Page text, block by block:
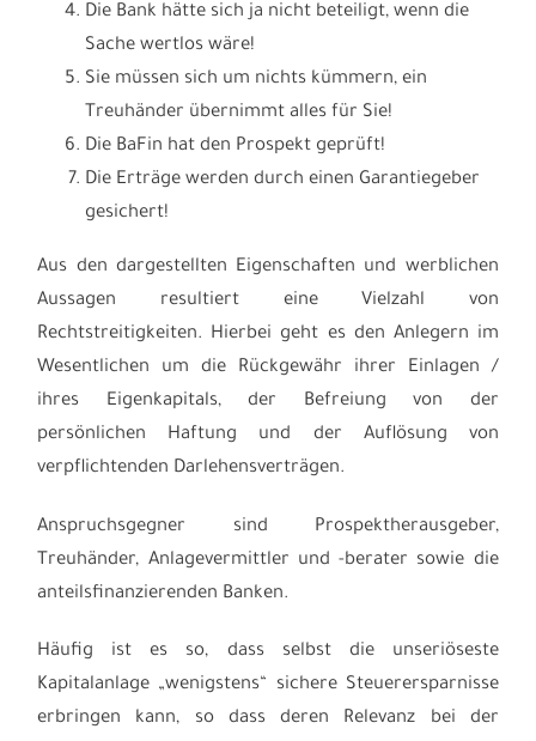
Die Bank hätte sich ja nicht beteiligt, wenn die
Sache wertlos wäre!
Sie müssen sich um nichts kümmern, ein
Treuhänder übernimmt alles für Sie!
Die BaFin hat den Prospekt geprüft!
Die Erträge werden durch einen Garantiegeber
gesichert!
Aus den dargestellten Eigenschaften und werblichen
Aussagen resultiert eine Vielzahl von
Rechtstreitigkeiten. Hierbei geht es den Anlegern im
Wesentlichen um die Rückgewähr ihrer Einlagen /
ihres Eigenkapitals, der Befreiung von der
persönlichen Haftung und der Auflösung von
verpflichtenden Darlehensverträgen.
Anspruchsgegner sind Prospektherausgeber,
Treuhänder, Anlagevermittler und -berater sowie die
anteilsfinanzierenden Banken.
Häufig ist es so, dass selbst die unseriöseste
Kapitalanlage „wenigstens“ sichere Steuerersparnisse
erbringen kann, so dass deren Relevanz bei der